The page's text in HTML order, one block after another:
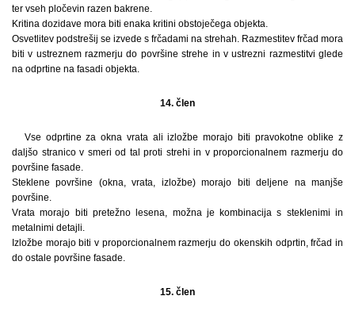
ter vseh pločevin razen bakrene.
Kritina dozidave mora biti enaka kritini obstoječega objekta.
Osvetlitev podstrešij se izvede s frčadami na strehah. Razmestitev frčad mora
biti v ustreznem razmerju do površine strehe in v ustrezni razmestitvi glede
na odprtine na fasadi objekta.
14. člen
Vse odprtine za okna vrata ali izložbe morajo biti pravokotne oblike z
daljšo stranico v smeri od tal proti strehi in v proporcionalnem razmerju do
površine fasade.
Steklene površine (okna, vrata, izložbe) morajo biti deljene na manjše
površine.
Vrata morajo biti pretežno lesena, možna je kombinacija s steklenimi in
metalnimi detajli.
Izložbe morajo biti v proporcionalnem razmerju do okenskih odprtin, frčad in
do ostale površine fasade.
15. člen